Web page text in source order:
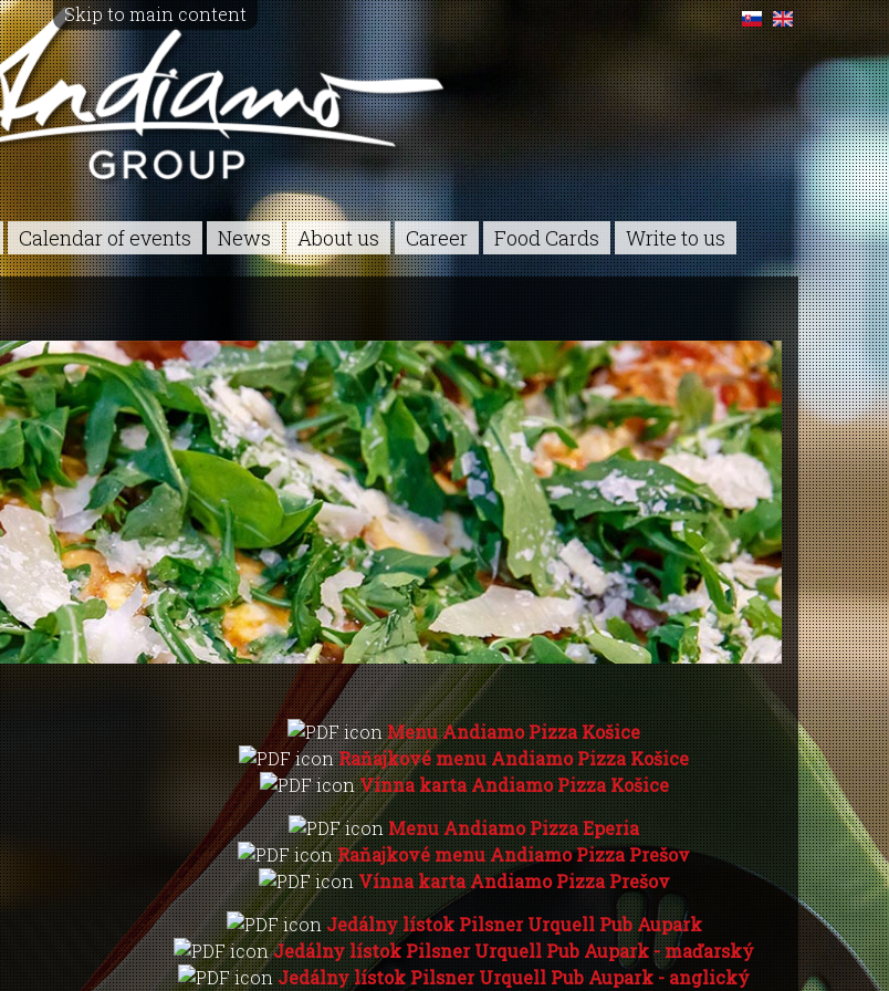
Skip to main content
Calendar of events News About us Career Food Cards Write to us
Menu Andiamo Pizza Košice
Raňajkové menu Andiamo Pizza Košice
Vínna karta Andiamo Pizza Košice
Menu Andiamo Pizza Eperia
Raňajkové menu Andiamo Pizza Prešov
Vínna karta Andiamo Pizza Prešov
Jedálny lístok Pilsner Urquell Pub Aupark
Jedálny lístok Pilsner Urquell Pub Aupark - maďarský
Jedálny lístok Pilsner Urquell Pub Aupark - anglický